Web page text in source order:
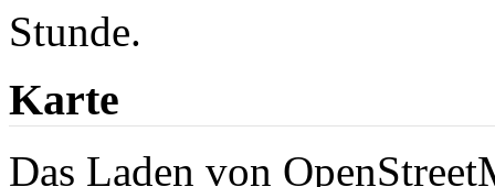
Stunde.
Karte
Das Laden von